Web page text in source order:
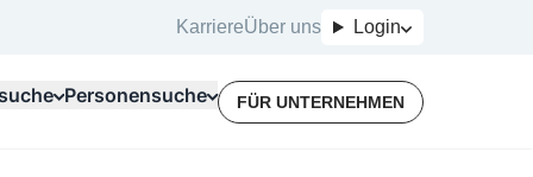
KarriereÜber uns Login
Personensuche FÜR UNTERNEHMEN